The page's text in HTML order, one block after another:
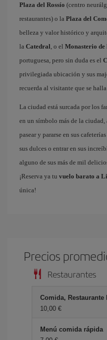
Plaza del Rossío (centro
restaurantes) o la Plaza del
belleza y valor histórico y
la Catedral, o el Monasterio de
portuguesa, pero sin duda es el
privilegiada ubicación y sus
recuerda al visitante que se
La ciudad está surcada por los
en un símbolo más de la
pasear y pararse en sus
sus dulces o entrar en sus
alguno de sus más de mil
¡Reserva ya tu vuelo barato a
única!
Precios
Restaurantes
Comida, Restaurante
10,00 €
Menú comida rápida